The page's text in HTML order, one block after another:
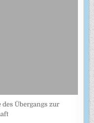
Übergangs zur